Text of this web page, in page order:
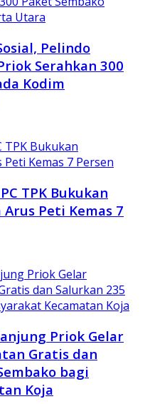
Pelindo
Serahkan 300
Kodim
TPK Bukukan
Peti Kemas 7
Priok Gelar
Gratis dan
bagi
Koja